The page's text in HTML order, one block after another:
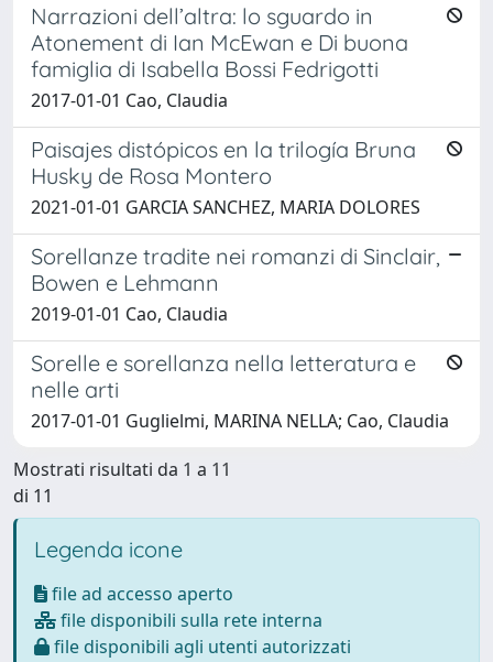
Narrazioni dell’altra: lo sguardo in
Atonement di Ian McEwan e Di buona
famiglia di Isabella Bossi Fedrigotti
2017-01-01 Cao, Claudia
Paisajes distópicos en la trilogía Bruna
Husky de Rosa Montero
2021-01-01 GARCIA SANCHEZ, MARIA DOLORES
Sorellanze tradite nei romanzi di Sinclair,
Bowen e Lehmann
2019-01-01 Cao, Claudia
Sorelle e sorellanza nella letteratura e
nelle arti
2017-01-01 Guglielmi, MARINA NELLA; Cao, Claudia
Mostrati risultati da 1 a 11
di 11
Legenda icone
file ad accesso aperto
file disponibili sulla rete interna
file disponibili agli utenti autorizzati